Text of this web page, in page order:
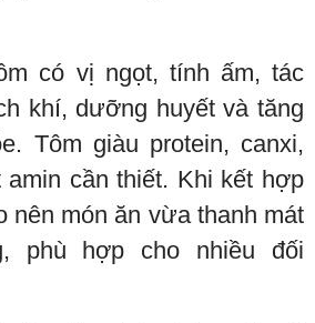
có vị ngọt, tính ấm, tác
khí, dưỡng huyết và tăng
Tôm giàu protein, canxi,
amin cần thiết. Khi kết hợp
nên món ăn vừa thanh mát
phù hợp cho nhiều đối